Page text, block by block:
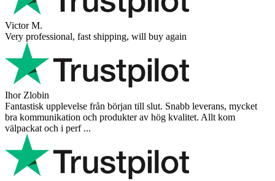
Victor M.
Very professional, fast shipping, will buy again
Ihor Zlobin
Fantastisk upplevelse från början till slut. Snabb leverans, mycket
bra kommunikation och produkter av hög kvalitet. Allt kom
välpackat och i perf ...